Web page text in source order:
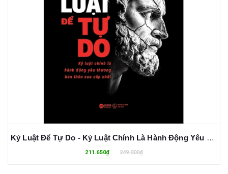
Kỷ Luật Để Tự Do - Kỷ Luật Chính Là Hành Động Yêu Thương Bản Thân Cao Cấp Nhất - Phi Hồng Huy
211.650₫ 249.000₫